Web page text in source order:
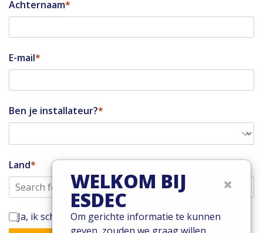
Achternaam
E-mail
Ben je installateur?
Land
Ja, ik schrijf mij in voor de Enstall-nieuwsbrief
×
WELKOM BIJ
ESDEC
Om gerichte informatie te kunnen